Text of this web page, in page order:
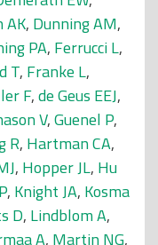
AK, Dunning AM,
PA, Ferrucci L,
T, Franke L,
F,de Geus EEJ,
V,Guenel P,
R, Hartman CA,
, Hopper JL, Hu
, Knight JA, Kosma
D, Lindblom A,
A, Martin NG,